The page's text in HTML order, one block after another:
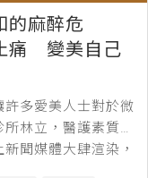
的麻醉危
痛 變美自己
多愛美人士對於微
林立，醫護素質參
聞媒體大肆渲染，